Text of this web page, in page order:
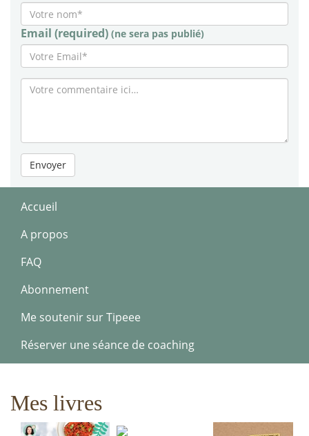
Email (required) (ne sera pas publié)
Envoyer
Accueil
A propos
FAQ
Abonnement
Me soutenir sur Tipeee
Réserver une séance de coaching
Mes livres